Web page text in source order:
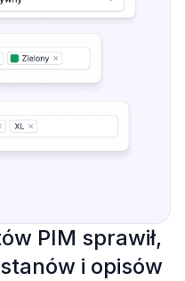
PIM sprawił,
i opisów